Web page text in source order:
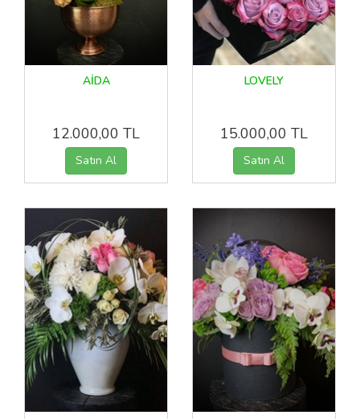
AİDA
12.000,00 TL
LOVELY
15.000,00 TL